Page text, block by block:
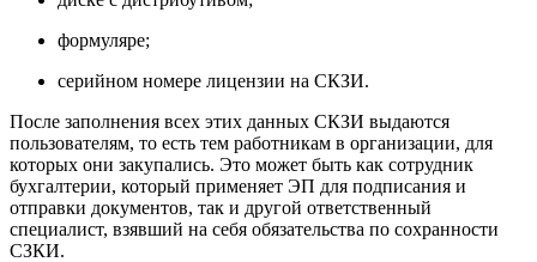
формуляре;
серийном номере лицензии на СКЗИ.
После заполнения всех этих данных СКЗИ выдаются
пользователям, то есть тем работникам в организации, для
которых они закупались. Это может быть как сотрудник
бухгалтерии, который применяет ЭП для подписания и
отправки документов, так и другой ответственный
специалист, взявший на себя обязательства по сохранности
СЗКИ.